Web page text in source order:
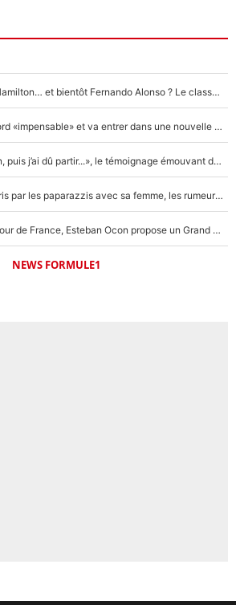
Max Verstappen, Lewis Hamilton… et bientôt Fernando Alonso ? Le classement des pilotes les mieux payés en Formule 1 risque de changer !
F1 - Alpine signe un accord «impensable» et va entrer dans une nouvelle dimension : Grande nouvelle pour Pierre Gasly !
F1 : « Je lui ai fait un câlin, puis j’ai dû partir...», le témoignage émouvant de Max Verstappen sur sa fille
F1 : Charles Leclerc surpris par les paparazzis avec sa femme, les rumeurs étaient vraies !
Comme pour le final du Tour de France, Esteban Ocon propose un Grand Prix de Formule 1 à Paris : «Autour de l’Arc de Triomphe, ce serait génial» !
NEWS FORMULE1